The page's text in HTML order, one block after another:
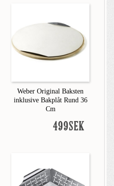
Weber Original Baksten
inklusive Bakplåt Rund 36
Cm
499SEK